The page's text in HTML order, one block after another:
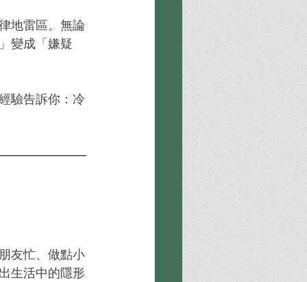
地雷區。無論
變成「嫌疑
驗告訴你：冷
友忙、做點小
生活中的隱形